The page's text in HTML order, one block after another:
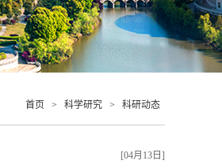
首页 > 科学研究 > 科研动态
[04月13日]